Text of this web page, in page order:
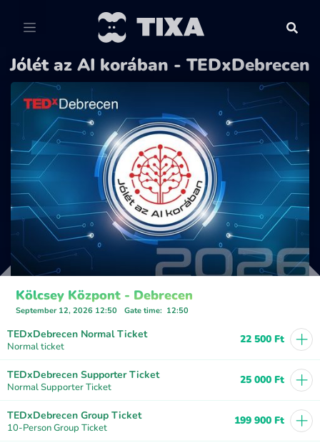
Jólét az AI korában - TEDxDebrecen
Kölcsey Központ - Debrecen
September 12, 2026 12:50 Gate time: 12:50
TEDxDebrecen Normal Ticket
Normal ticket
22 500 Ft +
TEDxDebrecen Supporter Ticket
Normal Supporter Ticket
25 000 Ft +
TEDxDebrecen Group Ticket
10-Person Group Ticket
199 900 Ft +